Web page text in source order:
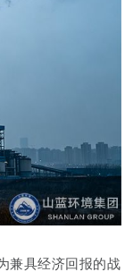
兼具经济回报的战